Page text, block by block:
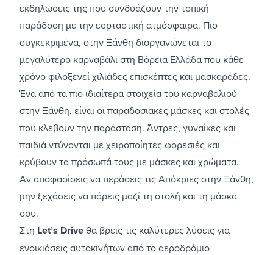
εκδηλώσεις της που συνδυάζουν την τοπική
παράδοση με την εορταστική ατμόσφαιρα. Πιο
συγκεκριμένα, στην Ξάνθη διοργανώνεται το
μεγαλύτερο καρναβάλι στη Βόρεια Ελλάδα που κάθε
χρόνο φιλοξενεί χιλιάδες επισκέπτες και μασκαράδες.
Ένα από τα πιο ιδιαίτερα στοιχεία του καρναβαλιού
στην Ξάνθη, είναι οι παραδοσιακές μάσκες και στολές
που κλέβουν την παράσταση. Άντρες, γυναίκες και
παιδιά ντύνονται με χειροποίητες φορεσιές και
κρύβουν τα πρόσωπά τους με μάσκες και χρώματα.
Αν αποφασίσεις να περάσεις τις Απόκριες στην Ξάνθη,
μην ξεχάσεις να πάρεις μαζί τη στολή και τη μάσκα
σου.
Στη Let’s Driveθα βρεις τις καλύτερες λύσεις για
ενοικιάσεις αυτοκινήτων από το αεροδρόμιο